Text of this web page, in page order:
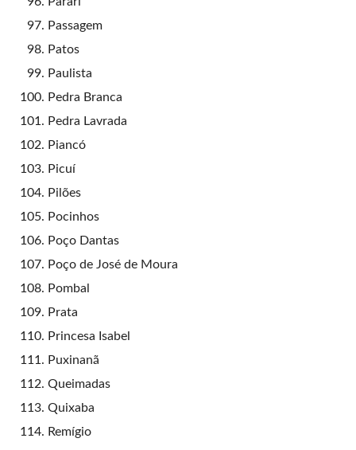
Passagem
Patos
Paulista
Pedra Branca
Pedra Lavrada
Piancó
Picuí
Pilões
Pocinhos
Poço Dantas
Poço de José de Moura
Pombal
Prata
Princesa Isabel
Puxinanã
Queimadas
Quixaba
Remígio